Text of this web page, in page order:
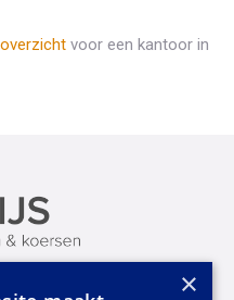
voor een kantoor in
×